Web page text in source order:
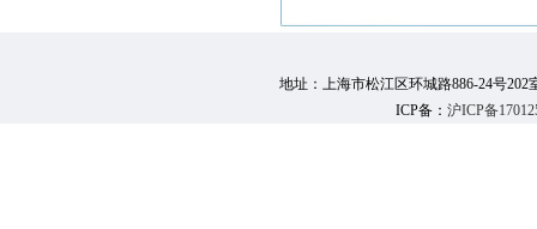
地址：上海市松江区环城路886-24号202
ICP备： 沪ICP备